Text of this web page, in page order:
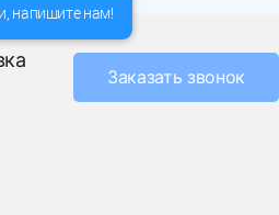
Заказать звонок
напишите нам!